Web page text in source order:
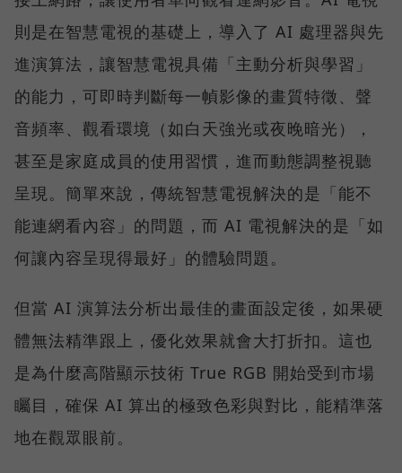
則是在智慧電視的基礎上，導入了 AI 處理器與先
進演算法，讓智慧電視具備「主動分析與學習」
的能力，可即時判斷每一幀影像的畫質特徵、聲
音頻率、觀看環境（如白天強光或夜晚暗光），
甚至是家庭成員的使用習慣，進而動態調整視聽
呈現。簡單來說，傳統智慧電視解決的是「能不
能連網看內容」的問題，而 AI 電視解決的是「如
何讓內容呈現得最好」的體驗問題。
但當 AI 演算法分析出最佳的畫面設定後，如果硬
體無法精準跟上，優化效果就會大打折扣。這也
是為什麼高階顯示技術 True RGB 開始受到市場
矚目，確保 AI 算出的極致色彩與對比，能精準落
地在觀眾眼前。